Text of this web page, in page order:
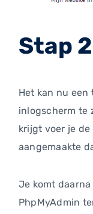
Stap 2
Het kan nu
inlogscherm te
krijgt voer je
aangemaakte
Je komt
PhpMyAdmin